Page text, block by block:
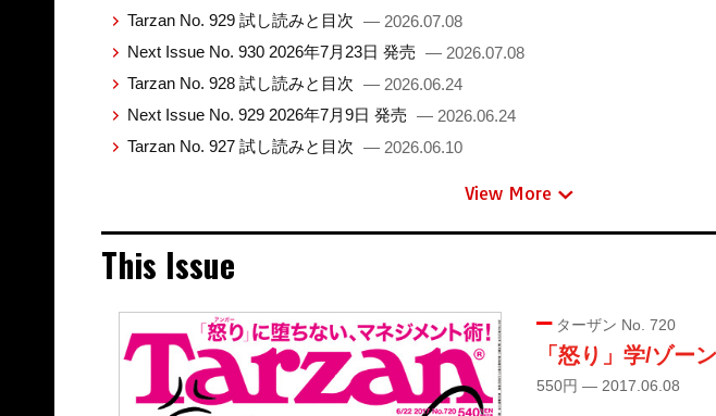
Tarzan No. 929 試し読みと目次 — 2026.07.08
Next Issue No. 930 2026年7月23日 発売 — 2026.07.08
Tarzan No. 928 試し読みと目次 — 2026.06.24
Next Issue No. 929 2026年7月9日 発売 — 2026.06.24
Tarzan No. 927 試し読みと目次 — 2026.06.10
View More
This Issue
ターザン No. 720
「怒り」学/ゾー
550円 — 2017.06.08